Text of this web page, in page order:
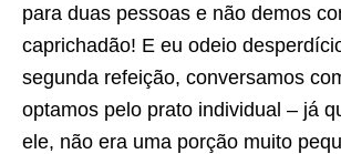
para duas pessoas e não demos
caprichadão! E eu odeio
segunda refeição, conversamos
optamos pelo prato individual – já
ele, não era uma porção muito